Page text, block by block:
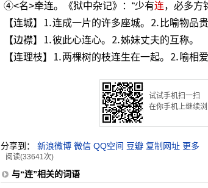
④<名>牵连。《狱中杂记》：“少有连，必多方
【连城】⒈连成一片的许多座城。⒉比喻物品贵
【边襟】⒈彼此心连心。⒉姊妹丈夫的互称。
【连理枝】⒈两棵树的枝连生在一起。⒉喻相
试试手机扫一扫
在你手机上继续
分享到： 新浪微博 微信 QQ空间 豆瓣 复制网址 更多
阅读(33641次)
与“连”相关的词语